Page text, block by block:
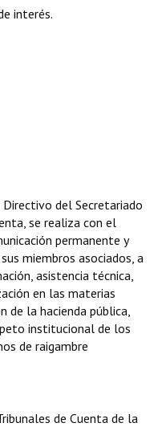
interés.
Directivo del Secretariado
se realiza con el
permanente y
miembros asociados, a
asistencia técnica,
en las materias
de la hacienda pública,
institucional de los
de raigambre
de Cuenta de la